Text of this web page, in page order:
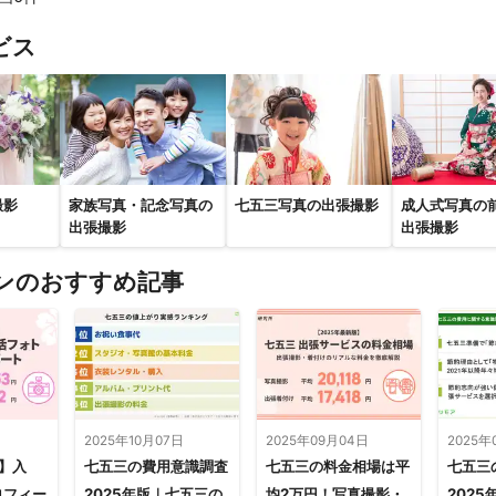
ス
影
家族写真・記念写真の
出張撮影
七五三写真の出張撮影
成人式写真の
出張撮影
のおすすめ記事
入
2025年10月07日
七五三の費用意識調査
2025年09月04日
七五三の料金相場は平
2025年
七五三